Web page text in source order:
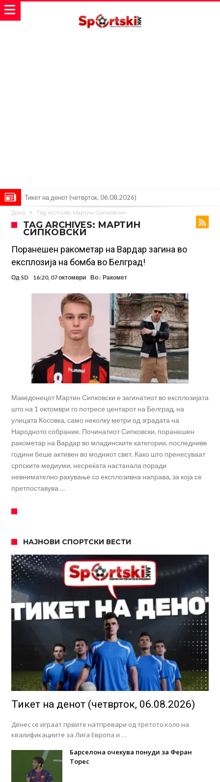
Тикет на денот (четврток, 06.08.2026)
Барселона очекува понуди за Феран Торес
Винисиус ги избриша сите објави на Инстаграм откако Реал му
понуди нов договор
Ливерпул понуди 100 милиони евра за Баркола, ПСЖ веднаш
побара уште 50 милиони
Јувентус се насочил кон напаѓач на Манчестер Јунајтед
Модриќ откри што го натерало да остане во Милан
Стотици навивачи го пречекаа Салах во Истанбул
Арсенал и Њукасл веќе се договорија, Гимарејш заминува
АРСЕНАЛ ГО ЛАДИ ШАМПАЊОТ: Винисиус на праг на Лондон!
Познат е следниот клуб на Душан Влаховиќ!
Дома Tag Archives: Мартин Сипковски
TAG ARCHIVES: МАРТИН
СИПКОВСКИ
Поранешен ракометар на Вардар загина во
експлозија на бомба во Белград!
Од SD 16:20, 07 октомври Во : Ракомет
Македонецот Мартин Сипковски е загинатиот во експлозијата
што на 1 октомври го потресе центарот на Белград, на
улицата Косовка, само неколку метри од зградата на
Народното собрание. Починатиот Сипковски, поранешен
ракометар на Вардар во младинските категории, последниве
години беше активен во модниот свет. Како што пренесуваат
српските медиуми, несреќата настанала поради
невнимателно ракување со експлозивна направа, за која се
претпоставува …
НАЈНОВИ СПОРТСКИ ВЕСТИ
Тикет на денот (четврток, 06.08.2026)
Денес се играат првите натпревари од третото коло на
квалификациите за Лига Европа и …
Барселона очекува понуди за Феран
Торес